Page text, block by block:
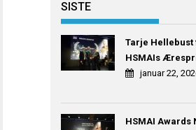
SISTE
Tarje Hellebust
HSMAIs
januar 22,
HSMAI Awards